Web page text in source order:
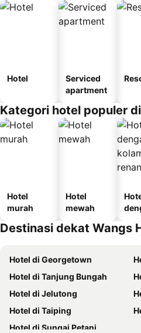
Hotel
Serviced
apartment
Kategori hotel populer
Hotel
murah
Hotel
mewah
Destinasi dekat Wangs
Hotel di Georgetown
Hotel di Tanjung Bungah
Hotel di Jelutong
Hotel di Taiping
Hotel di Sungai Petani